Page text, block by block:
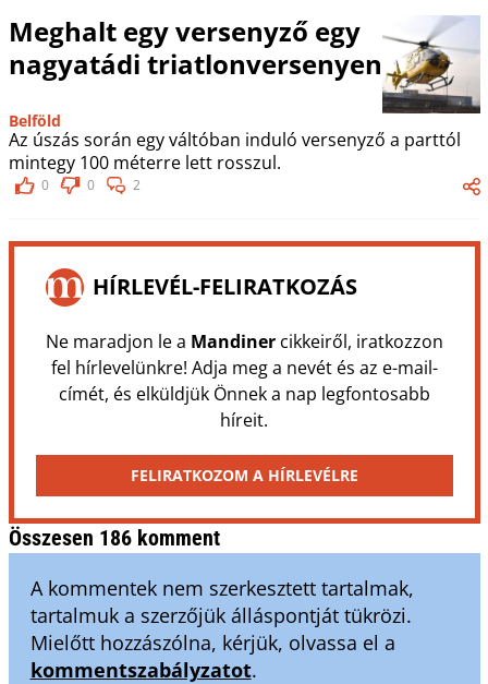
Meghalt egy versenyző egy
nagyatádi triatlonversenyen
Belföld
Az úszás során egy váltóban induló versenyző a parttól
mintegy 100 méterre lett rosszul.
0 0 2
HÍRLEVÉL-FELIRATKOZÁS
Ne maradjon le a Mandinercikkeiről, iratkozzon
fel hírlevelünkre! Adja meg a nevét és az e-mail-
címét, és elküldjük Önnek a nap legfontosabb
híreit.
FELIRATKOZOM A HÍRLEVÉLRE
Összesen 186 komment
A kommentek nem szerkesztett tartalmak,
tartalmuk a szerzőjük álláspontját tükrözi.
Mielőtt hozzászólna, kérjük, olvassa el a
kommentszabályzatot.